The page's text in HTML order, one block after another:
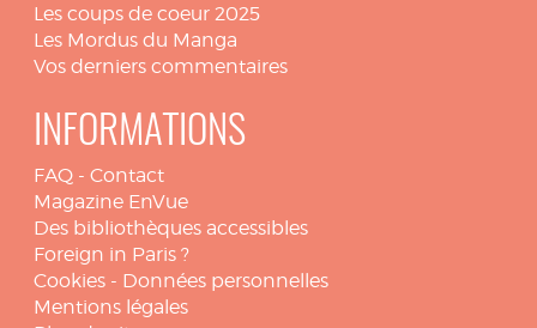
Les coups de coeur 2025
Les Mordus du Manga
Vos derniers commentaires
INFORMATIONS
FAQ - Contact
Magazine EnVue
Des bibliothèques accessibles
Foreign in Paris ?
Cookies - Données personnelles
Mentions légales